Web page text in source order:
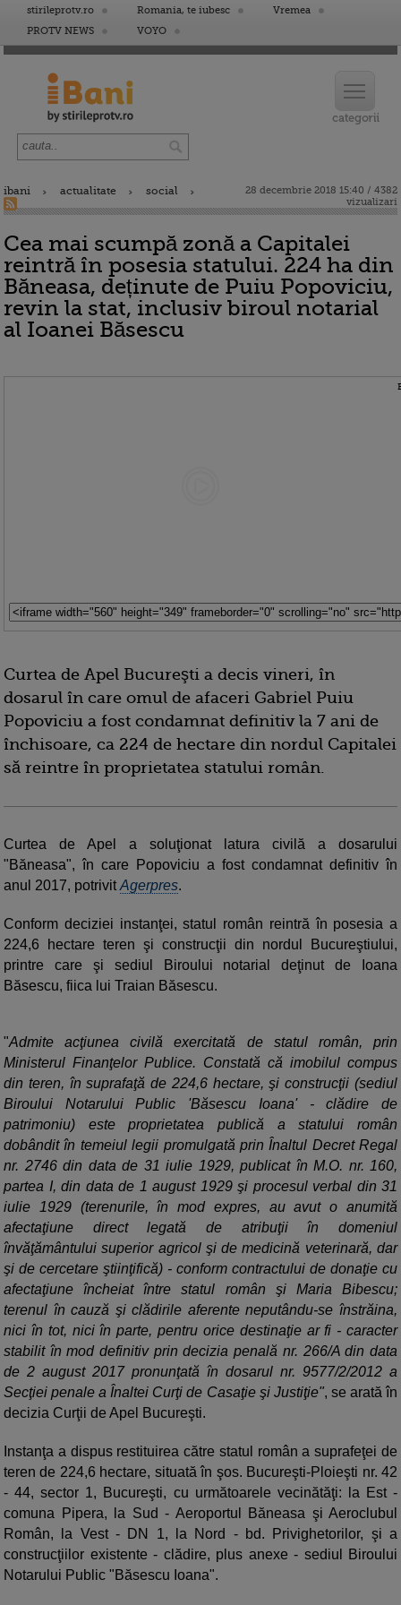
stirileprotv.ro Romania, te iubesc
Vremea
PROTV NEWS
VOYO
ibani actualitate social
28 decembrie 2018 15:40 / 4382
vizualizari
Cea mai scumpă zonă a Capitalei
reintră în posesia statului. 224 ha din
Băneasa, deținute de Puiu Popoviciu,
revin la stat, inclusiv biroul notarial
al Ioanei Băsescu
Curtea de Apel Bucureşti a decis vineri, în
dosarul în care omul de afaceri Gabriel Puiu
Popoviciu a fost condamnat definitiv la 7 ani de
închisoare, ca 224 de hectare din nordul Capitalei
să reintre în proprietatea statului român.
Curtea de Apel a soluţionat latura civilă a dosarului
"Băneasa", în care Popoviciu a fost condamnat definitiv în
anul 2017, potrivitAgerpres.
Conform deciziei instanţei, statul român reintră în posesia a
224,6 hectare teren şi construcţii din nordul Bucureştiului,
printre care şi sediul Biroului notarial deţinut de Ioana
Băsescu, fiica lui Traian Băsescu.
"Admite acţiunea civilă exercitată de statul român, prin
Ministerul Finanţelor Publice. Constată că imobilul compus
din teren, în suprafaţă de 224,6 hectare, şi construcţii (sediul
Biroului Notarului Public 'Băsescu Ioana' - clădire de
patrimoniu) este proprietatea publică a statului român
dobândit în temeiul legii promulgată prin Înaltul Decret Regal
nr. 2746 din data de 31 iulie 1929, publicat în M.O. nr. 160,
partea I, din data de 1 august 1929 şi procesul verbal din 31
iulie 1929 (terenurile, în mod expres, au avut o anumită
afectaţiune direct legată de atribuţii în domeniul
învăţământului superior agricol şi de medicină veterinară, dar
şi de cercetare ştiinţifică) - conform contractului de donaţie cu
afectaţiune încheiat între statul român şi Maria Bibescu;
terenul în cauză şi clădirile aferente neputându-se înstrăina,
nici în tot, nici în parte, pentru orice destinaţie ar fi - caracter
stabilit în mod definitiv prin decizia penală nr. 266/A din data
de 2 august 2017 pronunţată în dosarul nr. 9577/2/2012 a
Secţiei penale a Înaltei Curţi de Casaţie şi Justiţie", se arată în
decizia Curţii de Apel Bucureşti.
Instanţa a dispus restituirea către statul român a suprafeţei de
teren de 224,6 hectare, situată în şos. Bucureşti-Ploieşti nr. 42
- 44, sector 1, Bucureşti, cu următoarele vecinătăţi: la Est -
comuna Pipera, la Sud - Aeroportul Băneasa şi Aeroclubul
Român, la Vest - DN 1, la Nord - bd. Privighetorilor, şi a
construcţiilor existente - clădire, plus anexe - sediul Biroului
Notarului Public "Băsescu Ioana".